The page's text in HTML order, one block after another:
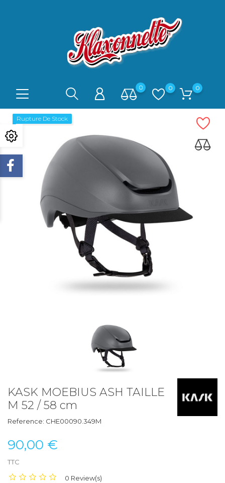
0 0 0
Rupture De Stock
KASK MOEBIUS ASH TAILLE
M 52 / 58 cm
Reference: CHE00090.349M
90,00 €
TTC
0 Review(s)